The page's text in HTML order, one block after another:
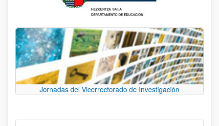
Jornadas del Vicerrectorado de Investigación